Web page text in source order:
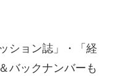
ション誌」・「経
バックナンバーも